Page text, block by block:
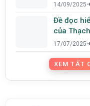
14/09/2025•
Đề đọc
của
17/07/2025•
XEM TẤT